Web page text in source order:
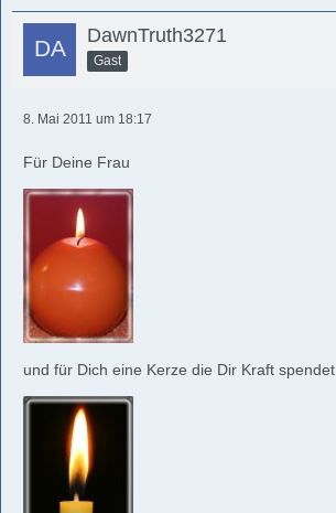
DawnTruth3271
Gast
8. Mai 2011 um 18:17
Für Deine Frau
und für Dich eine Kerze die Dir Kraft spendet